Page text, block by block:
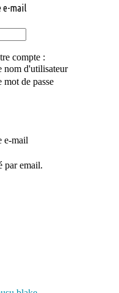
e-mail
compte :
nom d'utilisateur
mot de passe
e-mail
par email.